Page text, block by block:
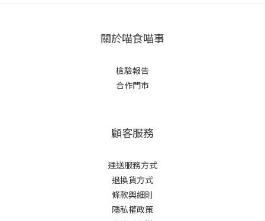
關於喵食喵事
檢驗報告
合作門市
顧客服務
運送服務方式
退換貨方式
條款與細則
隱私權政策